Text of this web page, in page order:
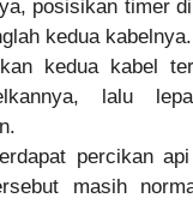
posisikan timer
kedua kabelnya.
kedua kabel
lalu
percikan
masih